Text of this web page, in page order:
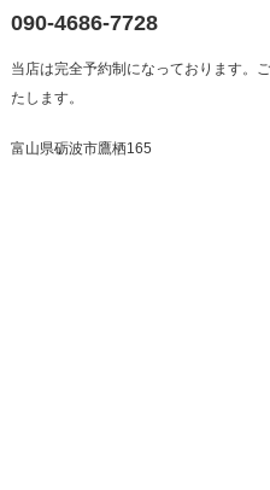
090-4686-7728
当店は完全予約制になっております。
たします。
富山県砺波市鷹栖165